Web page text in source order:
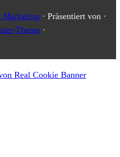
· Präsentiert von ·
Theme ·
Real Cookie Banner